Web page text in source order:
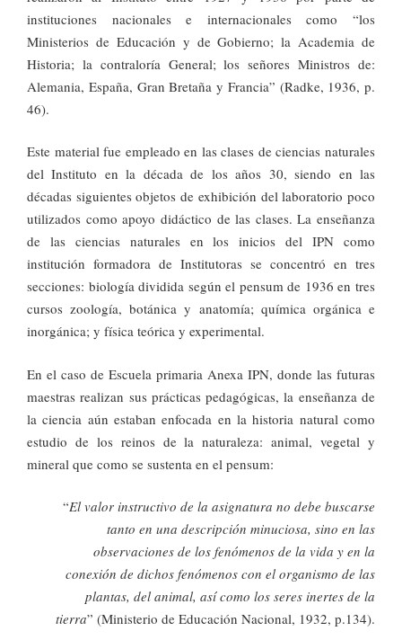
instituciones nacionales e internacionales como “los
Ministerios de Educación y de Gobierno; la Academia de
Historia; la contraloría General; los señores Ministros de:
Alemania, España, Gran Bretaña y Francia” (Radke, 1936, p.
46).
Este material fue empleado en las clases de ciencias naturales
del Instituto en la década de los años 30, siendo en las
décadas siguientes objetos de exhibición del laboratorio poco
utilizados como apoyo didáctico de las clases. La enseñanza
de las ciencias naturales en los inicios del IPN como
institución formadora de Institutoras se concentró en tres
secciones: biología dividida según el pensum de 1936 en tres
cursos zoología, botánica y anatomía; química orgánica e
inorgánica; y física teórica y experimental.
En el caso de Escuela primaria Anexa IPN, donde las futuras
maestras realizan sus prácticas pedagógicas, la enseñanza de
la ciencia aún estaban enfocada en la historia natural como
estudio de los reinos de la naturaleza: animal, vegetal y
mineral que como se sustenta en el pensum:
“El valor instructivo de la asignatura no debe buscarse
tanto en una descripción minuciosa, sino en las
observaciones de los fenómenos de la vida y en la
conexión de dichos fenómenos con el organismo de las
plantas, del animal, así como los seres inertes de la
tierra” (Ministerio de Educación Nacional, 1932, p.134).